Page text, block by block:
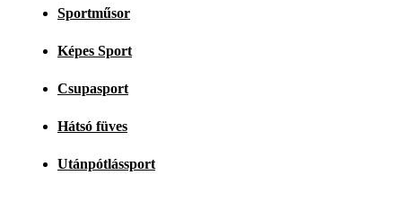
Sportműsor
Képes Sport
Csupasport
Hátsó füves
Utánpótlássport